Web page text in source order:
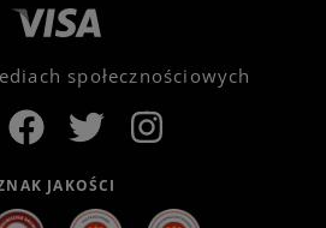
społecznościowych
JAKOŚCI